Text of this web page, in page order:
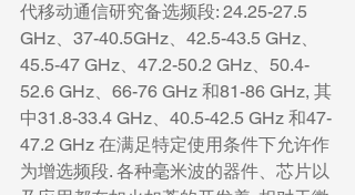
代移动通信研究备选频段: 24.25-27.5
GHz、37-40.5GHz、42.5-43.5 GHz、
45.5-47 GHz、47.2-50.2 GHz、50.4-
52.6 GHz、66-76 GHz 和81-86 GHz, 其
中31.8-33.4 GHz、40.5-42.5 GHz 和47-
47.2 GHz 在满足特定使用条件下允许作
为增选频段. 各种毫米波的器件、芯片以